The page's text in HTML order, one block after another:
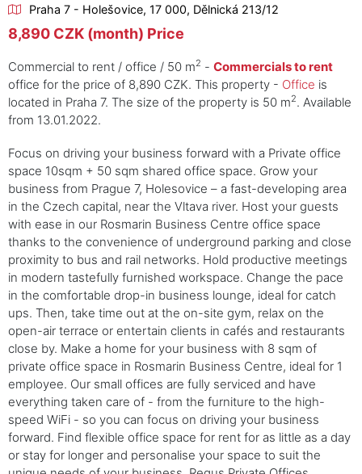
Praha 7 - Holešovice, 17 000, Dělnická 213/12
8,890 CZK (month) Price
Commercial to rent / office / 50 m2 - Commercials to rent
office for the price of 8,890 CZK. This property - Office is
located in Praha 7. The size of the property is 50 m2. Available
from 13.01.2022.
Focus on driving your business forward with a Private office
space 10sqm + 50 sqm shared office space. Grow your
business from Prague 7, Holesovice – a fast-developing area
in the Czech capital, near the Vltava river. Host your guests
with ease in our Rosmarin Business Centre office space
thanks to the convenience of underground parking and close
proximity to bus and rail networks. Hold productive meetings
in modern tastefully furnished workspace. Change the pace
in the comfortable drop-in business lounge, ideal for catch
ups. Then, take time out at the on-site gym, relax on the
open-air terrace or entertain clients in cafés and restaurants
close by. Make a home for your business with 8 sqm of
private office space in Rosmarin Business Centre, ideal for 1
employee. Our small offices are fully serviced and have
everything taken care of - from the furniture to the high-
speed WiFi - so you can focus on driving your business
forward. Find flexible office space for rent for as little as a day
or stay for longer and personalise your space to suit the